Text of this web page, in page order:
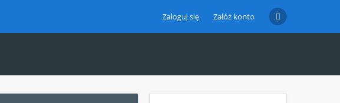
Zaloguj się Załóż konto